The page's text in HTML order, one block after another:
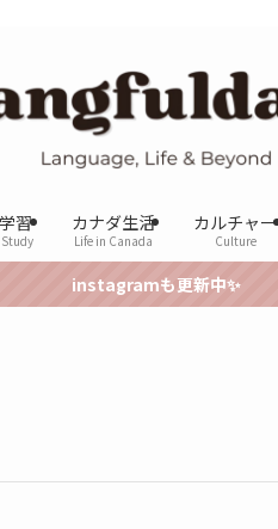
習
Study
カナダ生活
Life in Canada
カルチャー
Culture
instagramも更新中✨